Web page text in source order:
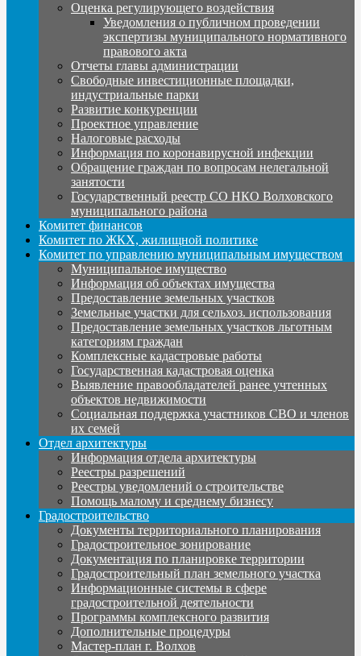
Оценка регулирующего воздействия
Уведомления о публичном проведении
экспертизы муниципального нормативного
правового акта
Отчеты главы администрации
Свободные инвестиционные площадки,
индустриальные парки
Развитие конкуренции
Проектное управление
Налоговые расходы
Информация по коронавирусной инфекции
Обращение граждан по вопросам нелегальной
занятости
Государственный реестр СО НКО Волховского
муниципального района
Комитет финансов
Комитет по ЖКХ, жилищной политике
Комитет по управлению муниципальным имуществом
Муниципальное имущество
Информация об объектах имущества
Предоставление земельных участков
Земельные участки для сельхоз. использования
Предоставление земельных участков льготным
категориям граждан
Комплексные кадастровые работы
Государственная кадастровая оценка
Выявление правообладателей ранее учтенных
объектов недвижимости
Социальная поддержка участников СВО и членов
их семей
Отдел архитектуры
Информация отдела архитектуры
Реестры разрешений
Реестры уведомлений о строительстве
Помощь малому и среднему бизнесу
Градостроительство
Документы территориального планирования
Градостроительное зонирование
Документация по планировке территории
Градостроительный план земельного участка
Информационные системы в сфере
градостроительной деятельности
Программы комплексного развития
Дополнительные процедуры
Мастер-план г. Волхов